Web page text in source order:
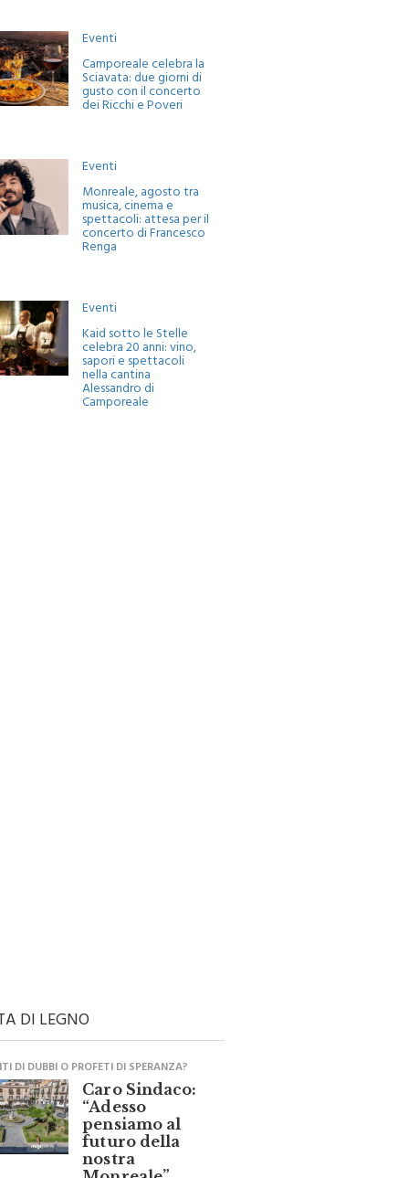
Eventi
Camporeale celebra la
Sciavata: due giorni di
gusto con il concerto
dei Ricchi e Poveri
Eventi
Monreale, agosto tra
musica, cinema e
spettacoli: attesa per il
concerto di Francesco
Renga
Eventi
Kaid sotto le Stelle
celebra 20 anni: vino,
sapori e spettacoli
nella cantina
Alessandro di
Camporeale
DI LEGNO
DI DUBBI O PROFETI DI SPERANZA?
Caro Sindaco:
“Adesso
pensiamo al
futuro della
nostra
Monreale”